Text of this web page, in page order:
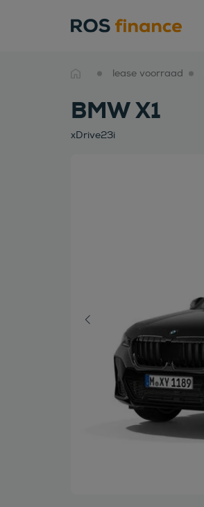
lease voorraad
BMW X1
xDrive23i